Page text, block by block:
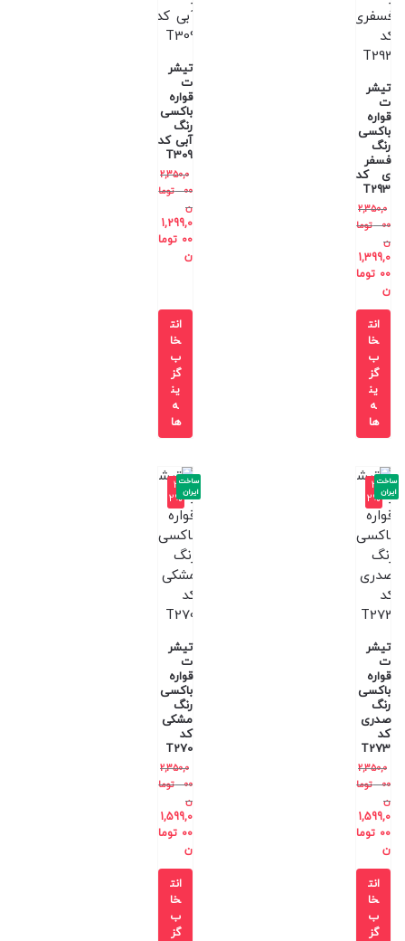
تیشر
ت
قواره
باکسی
رنگ
فسفر
ی کد
T293
2,350,0
00
توما
ن
1,399,0
00 توما
ن
انت
خا
ب
گز
ین
ه
ها
تیشر
ت
قواره
باکسی
رنگ
آبی کد
T309
2,350,0
00
توما
ن
1,299,0
00 توما
ن
انت
خا
ب
گز
ین
ه
ها
-3
2%
تیشر
ت
قواره
باکسی
رنگ
صدری
کد
T273
2,350,0
00
توما
ن
1,599,0
00 توما
ن
ساخت
ایران
انت
خا
ب
گز
-3
2%
تیشر
ت
قواره
باکسی
رنگ
مشکی
کد
T270
2,350,0
00
توما
ن
1,599,0
00 توما
ن
ساخت
ایران
انت
خا
ب
گز